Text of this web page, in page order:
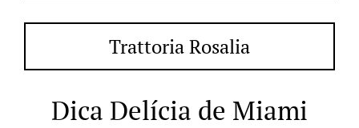
Trattoria Rosalia
Dica Delícia de Miami